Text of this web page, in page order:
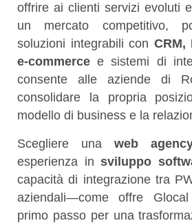
offrire ai clienti servizi evoluti
un mercato competitivo,
soluzioni integrabili con CRM,
e-commerce e sistemi di
consente alle aziende di
consolidare la propria
modello di business e la
Scegliere una web
esperienza insviluppo
capacità di integrazione tra
aziendali—come offre
primo passo per una